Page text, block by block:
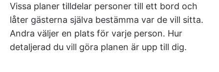
Vissa planer tilldelar personer till ett bord och
låter gästerna själva bestämma var de vill sitta.
Andra väljer en plats för varje person. Hur
detaljerad du vill göra planen är upp till dig.